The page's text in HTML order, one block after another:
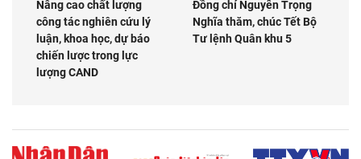
Nâng cao chất lượng
công tác nghiên cứu lý
luận, khoa học, dự báo
chiến lược trong lực
lượng CAND
Đồng chí Nguyễn Trọng
Nghĩa thăm, chúc Tết Bộ
Tư lệnh Quân khu 5